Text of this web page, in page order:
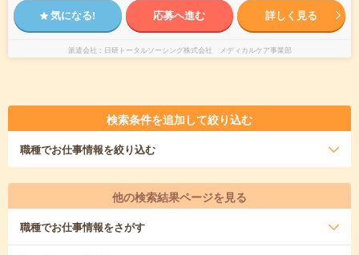
気になる! 応募へ進む 詳しく見る
派遣会社 日研トータルソーシング株式会社 メディカルケア事業部
検索条件を追加して絞り込む
職種でお仕事情報を絞り込む
他の検索結果ページを見る
職種でお仕事情報をさがす